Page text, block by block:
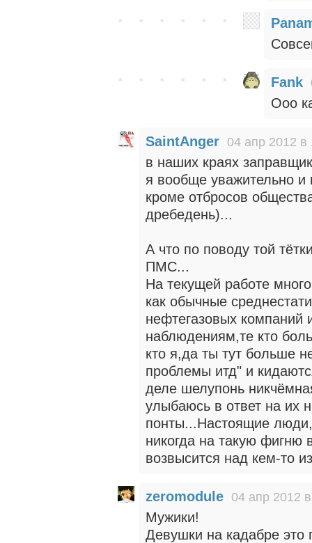
Fank
Ооо
SaintAnger 04 апр 2012 в
в наших краях
я вообще уважительно
кроме отбросов
дребедень)...
А что по поводу той
ПМС...
На текущей работе
как обычные
нефтегазовых
наблюдениям,те кто
кто я,да ты тут больше
проблемы итд" и
деле шелупонь
улыбаюсь в ответ на их
понты...Настоящие
никогда на такую фигню
возвысится над кем-то
zeromodule 04 апр 2012
Мужики!
Девушки на кадабре это